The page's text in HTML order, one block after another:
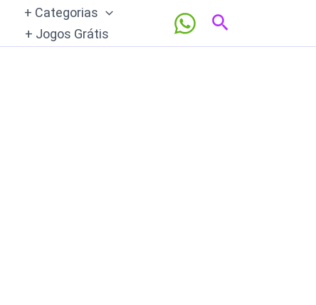
+ Categorias
+ Jogos Grátis
Pesquisar